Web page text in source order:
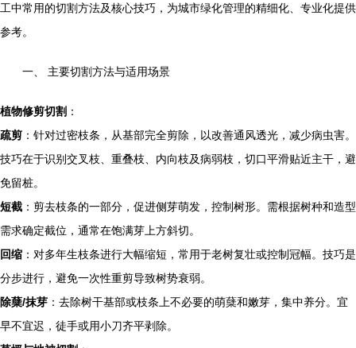
工中常用的切割方法及核心技巧，为城市绿化管理的精细化、专业化提供
参考。
一、 主要切割方法与适用场景
植物修剪切割 ：
疏剪 ：针对过密枝条，从基部完全剪除，以改善通风透光，减少病虫害。
技巧在于识别交叉枝、重叠枝、内向枝及病弱枝，切口平滑贴近主干，避
免留桩。
短截 ：剪去枝条的一部分，促进侧芽萌发，控制树形。需根据树种和造型
需求确定截位，通常在饱满芽上方斜切。
回缩 ：对多年生枝条进行大幅缩短，常用于老树复壮或控制冠幅。技巧是
分步进行，避免一次性重剪导致树势衰弱。
除蘖/抹芽 ：去除树干基部或枝条上不必要的萌蘖和嫩芽，集中养分。宜
早不宜迟，徒手或用小刀齐平剥除。